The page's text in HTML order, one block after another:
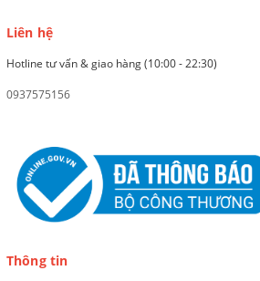
Liên hệ
Hotline tư vấn & giao hàng (10:00 - 22:30)
0937575156
Thông tin